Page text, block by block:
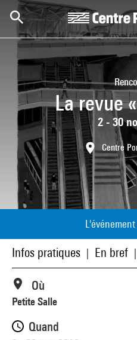
Aller au contenu principal
Centre Pompidou
La revue
2 - 30
Centre
Infos pratiques En bref
Où
Petite Salle
Quand